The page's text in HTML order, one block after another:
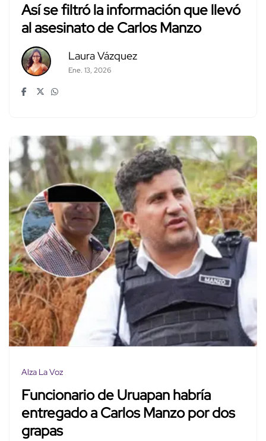
Así se filtró la información que llevó
al asesinato de Carlos Manzo
Laura Vázquez
Ene. 13, 2026
Alza La Voz
Funcionario de Uruapan habría
entregado a Carlos Manzo por dos
grapas